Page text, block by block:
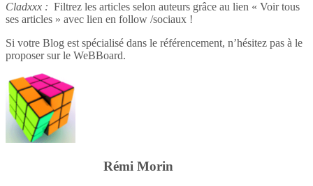
Cladxxx : Filtrez les articles selon auteurs grâce au lien « Voir tous
ses articles » avec lien en follow /sociaux !
Si votre Blog est spécialisé dans le référencement, n’hésitez pas à le
proposer sur le WeBBoard.
Rémi Morin